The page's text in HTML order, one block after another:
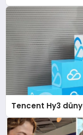
Tencent Hy3